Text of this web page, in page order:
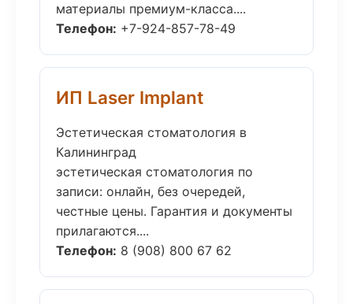
материалы премиум-класса....
Телефон: +7-924-857-78-49
ИП Laser Implant
Эстетическая стоматология в
Калининград
эстетическая стоматология по
записи: онлайн, без очередей,
честные цены. Гарантия и документы
прилагаются....
Телефон: 8 (908) 800 67 62